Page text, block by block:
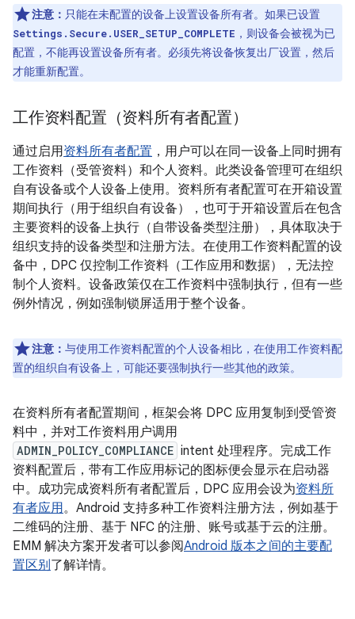
注意： 只能在未配置的设备上设置设备所有者。如果已设置
Settings.Secure.USER_SETUP_COMPLETE ，则设备会被视为已
配置，不能再设置设备所有者。必须先将设备恢复出厂设置，然后
才能重新配置。
工作资料配置（资料所有者配置）
通过启用资料所有者配置 ，用户可以在同一设备上同时拥有
工作资料（受管资料）和个人资料。此类设备管理可在组织
自有设备或个人设备上使用。资料所有者配置可在开箱设置
期间执行（用于组织自有设备），也可于开箱设置后在包含
主要资料的设备上执行（自带设备类型注册），具体取决于
组织支持的设备类型和注册方法。在使用工作资料配置的设
备中，DPC 仅控制工作资料（工作应用和数据），无法控
制个人资料。设备政策仅在工作资料中强制执行，但有一些
例外情况，例如强制锁屏适用于整个设备。
注意： 与使用工作资料配置的个人设备相比，在使用工作资料配
置的组织自有设备上，可能还要强制执行一些其他的政策。
在资料所有者配置期间，框架会将 DPC 应用复制到受管资
料中，并对工作资料用户调用
ADMIN_POLICY_COMPLIANCE intent 处理程序。完成工作
资料配置后，带有工作应用标记的图标便会显示在启动器
中。成功完成资料所有者配置后，DPC 应用会设为资料所
有者应用。Android 支持多种工作资料注册方法，例如基于
二维码的注册、基于 NFC 的注册、账号或基于云的注册。
EMM 解决方案开发者可以参阅Android 版本之间的主要配
置区别了解详情。